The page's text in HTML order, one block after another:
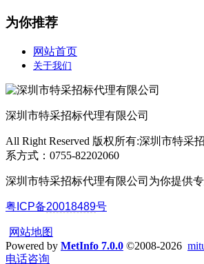
为你推荐
网站首页
关于我们
深圳市特采招标代理有限公司
All Right Reserved 版权所有:深圳市特采
系方式：0755-82202060
深圳市特采招标代理有限公司为你提供
粤ICP备20018489号
网站地图
Powered by MetInfo 7.0.0 ©2008-2026
电话咨询